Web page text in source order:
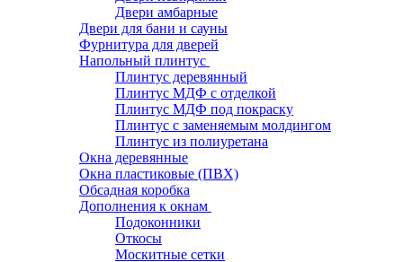
Двери амбарные
Двери для бани и сауны
Фурнитура для дверей
Напольный плинтус
Плинтус деревянный
Плинтус МДФ с отделкой
Плинтус МДФ под покраску
Плинтус с заменяемым молдингом
Плинтус из полиуретана
Окна деревянные
Окна пластиковые (ПВХ)
Обсадная коробка
Дополнения к окнам
Подоконники
Откосы
Москитные сетки